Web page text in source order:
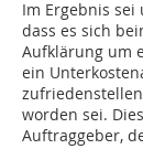
Im Ergebnis
dass es sich
Aufklärung um
ein
worden sei.
Auftraggeber,